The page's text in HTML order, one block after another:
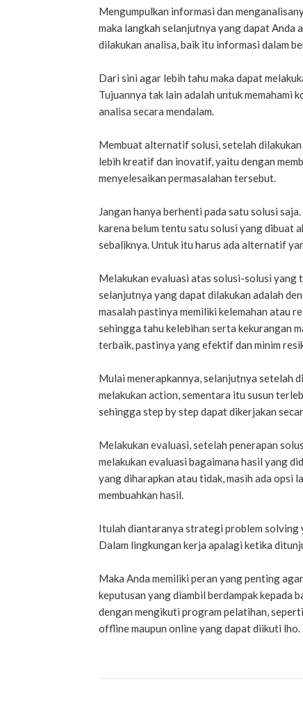
Mengumpulkan informasi dan
maka langkah selanjutnya yang dapat Anda
dilakukan analisa, baik itu informasi dalam
Dari sini agar lebih tahu maka dapat
Tujuannya tak lain adalah untuk memahami
analisa secara mendalam.
Membuat alternatif solusi, setelah
lebih kreatif dan inovatif, yaitu dengan
menyelesaikan permasalahan tersebut.
Jangan hanya berhenti pada satu solusi
karena belum tentu satu solusi yang dibuat
sebaliknya. Untuk itu harus ada alternatif
Melakukan evaluasi atas solusi-solusi yang
selanjutnya yang dapat dilakukan adalah
masalah pastinya memiliki kelemahan atau
sehingga tahu kelebihan serta kekurangan
terbaik, pastinya yang efektif dan minim
Mulai menerapkannya, selanjutnya setelah
melakukan action, sementara itu susun
sehingga step by step dapat dikerjakan
Melakukan evaluasi, setelah penerapan
melakukan evaluasi bagaimana hasil yang
yang diharapkan atau tidak, masih ada opsi
membuahkan hasil.
Itulah diantaranya strategi problem solving
Dalam lingkungan kerja apalagi ketika
Maka Anda memiliki peran yang penting
keputusan yang diambil berdampak kepada
dengan mengikuti program pelatihan,
offline maupun online yang dapat diikuti lho.